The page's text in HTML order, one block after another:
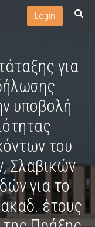
Login
για
υποβολή
του
Σλαβικών
για το
έτους